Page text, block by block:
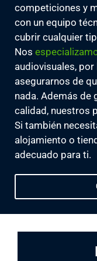
competiciones y
con un equipo
cubrir cualquier
Nos
audiovisuales,
asegurarnos de
nada. Además de
calidad, nuestros
Si también
alojamiento o
adecuado para ti.